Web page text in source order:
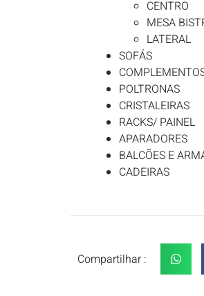
CENTRO
MESA
LATERAL
SOFÁS
POLTRONAS
CRISTALEIRAS
RACKS/ PAINEL
APARADORES
BALCÕES E
CADEIRAS
Compartilhar :